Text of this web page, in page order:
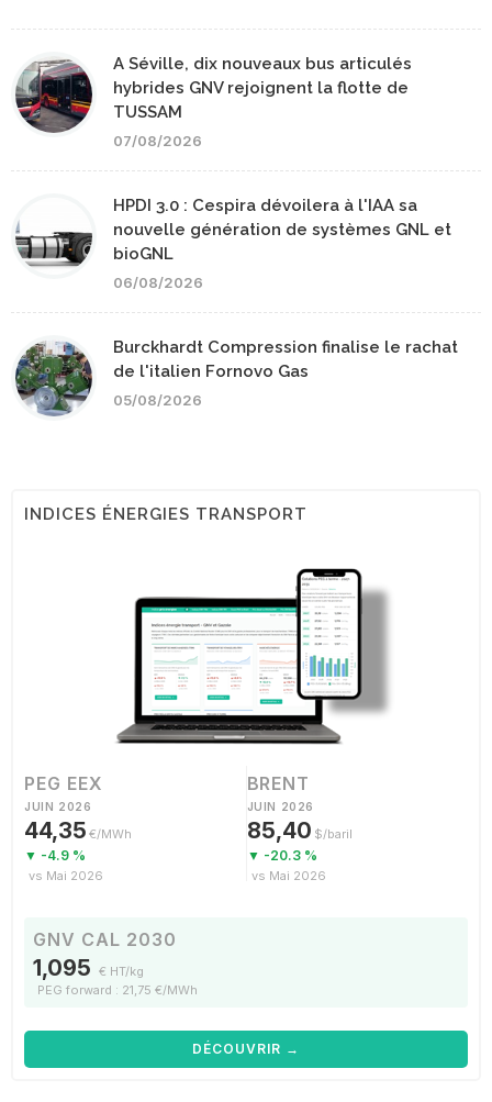
A Séville, dix nouveaux bus articulés
hybrides GNV rejoignent la flotte de
TUSSAM
07/08/2026
HPDI 3.0 : Cespira dévoilera à l'IAA sa
nouvelle génération de systèmes GNL et
bioGNL
06/08/2026
Burckhardt Compression finalise le rachat
de l'italien Fornovo Gas
05/08/2026
INDICES ÉNERGIES TRANSPORT
PEG EEX
JUIN 2026
44,35 €/MWh
▼ -4.9 %
vs Mai 2026
BRENT
JUIN 2026
85,40 $/baril
▼ -20.3 %
vs Mai 2026
GNV CAL 2030
1,095 € HT/kg
PEG forward : 21,75 €/MWh
DÉCOUVRIR →